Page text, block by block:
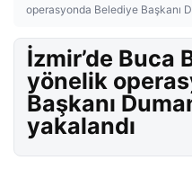
operasyonda Belediye Başkanı
İzmir’de Buca
yönelik
Başkanı
yakalandı